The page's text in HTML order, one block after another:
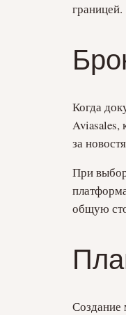
границей.
Когда
Aviasales,
за
При
общую
Создание